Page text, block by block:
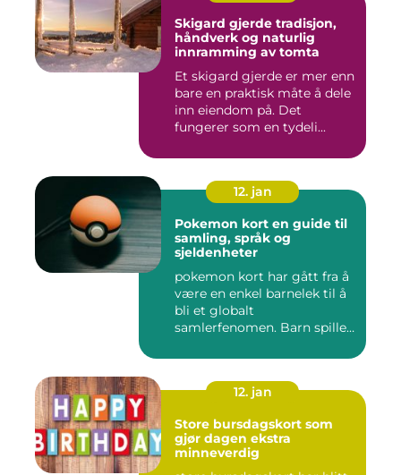
Skigard gjerde tradisjon,
håndverk og naturlig
innramming av tomta
Et skigard gjerde er mer enn
bare en praktisk måte å dele
inn eiendom på. Det
fungerer som en tydeli...
12. jan
Pokemon kort en guide til
samling, språk og
sjeldenheter
pokemon kort har gått fra å
være en enkel barnelek til å
bli et globalt
samlerfenomen. Barn spiller
12. jan
Store bursdagskort som
gjør dagen ekstra
minneverdig